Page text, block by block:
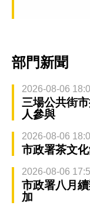
部門新聞
2026-08-06
三場公共街
人參與
2026-08-06
市政署茶文
2026-08-06
市政署八月
加